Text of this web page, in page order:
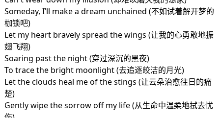
Someday, I’ll make a dream unchained (不如试着解开梦的
枷锁吧)
Let my heart bravely spread the wings (让我的心勇敢地振
翅飞翔)
Soaring past the night (穿过深沉的黑夜)
To trace the bright moonlight (去追逐皎洁的月光)
Let the clouds heal me of the stings (让云朵治愈往日的痛
楚)
Gently wipe the sorrow off my life (从生命中温柔地拭去忧